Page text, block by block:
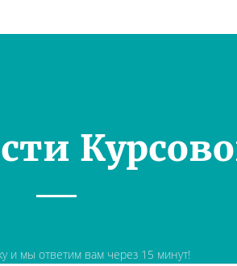
и мы ответим вам через 15 минут!